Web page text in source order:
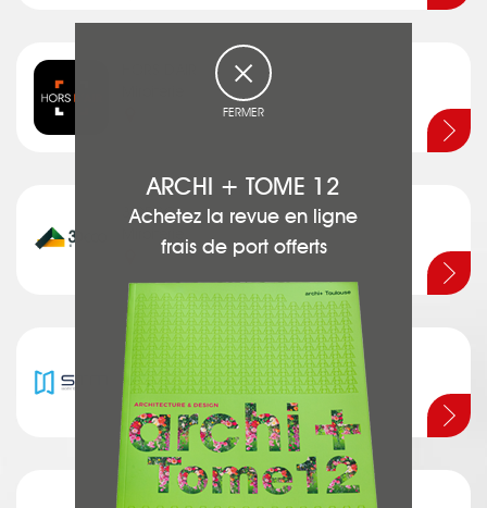
Quint Fonsegrives
3 DECO
Toulouse
STM
Miroiterie
Plaisance du Touch
MIROITERIE DU COMMINGES
FERMER
ARCHI + TOME 12
Achetez la revue en ligne
frais de port offerts